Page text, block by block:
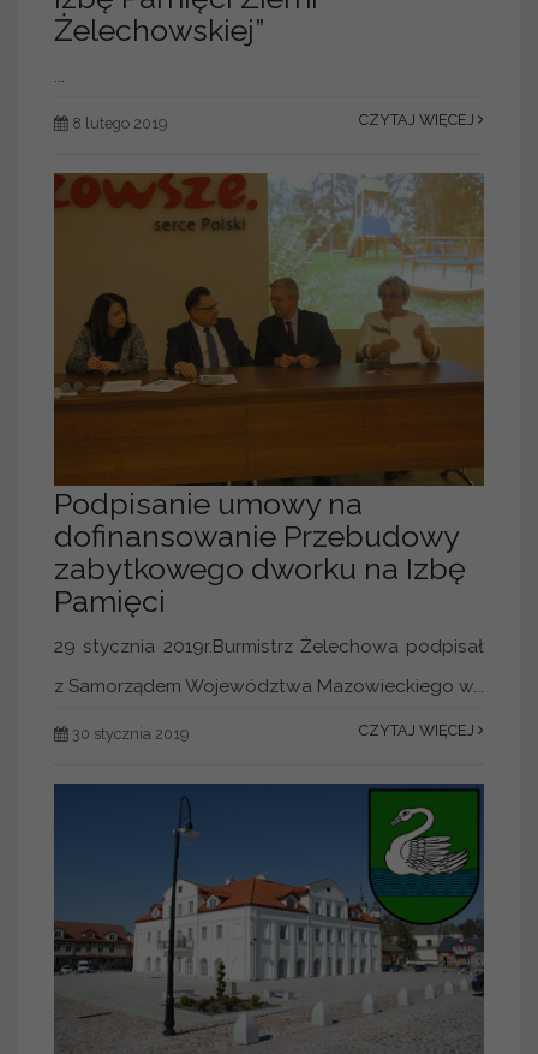
Żelechowskiej”
...
8 lutego 2019 CZYTAJ WIĘCEJ
Podpisanie umowy na
dofinansowanie Przebudowy
zabytkowego dworku na Izbę
Pamięci
29 stycznia 2019r.Burmistrz Żelechowa podpisał
z Samorządem Województwa Mazowieckiego w...
30 stycznia 2019 CZYTAJ WIĘCEJ